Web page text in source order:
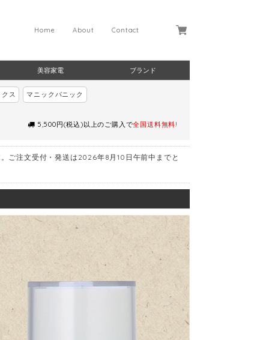
Contact
About
Home
美容家電 ブランド
ス マニックパニック
5,500円(税込)以上のご購入で全国送料無料!
ご注文受付・発送は2026年8月10日午前中までと